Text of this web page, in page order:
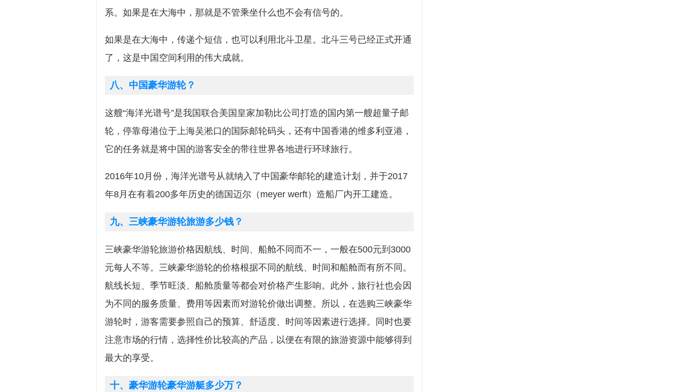
系。如果是在大海中，那就是不管乘坐什么也不会有信号的。
如果是在大海中，传递个短信，也可以利用北斗卫星。北斗三号已经正式开通
了，这是中国空间利用的伟大成就。
八、中国豪华游轮？
这艘“海洋光谱号”是我国联合美国皇家加勒比公司打造的国内第一艘超量子邮
轮，停靠母港位于上海吴淞口的国际邮轮码头，还有中国香港的维多利亚港，
它的任务就是将中国的游客安全的带往世界各地进行环球旅行。
2016年10月份，海洋光谱号从就纳入了中国豪华邮轮的建造计划，并于2017
年8月在有着200多年历史的德国迈尔（meyer werft）造船厂内开工建造。
九、三峡豪华游轮旅游多少钱？
三峡豪华游轮旅游价格因航线、时间、船舱不同而不一，一般在500元到3000
元每人不等。三峡豪华游轮的价格根据不同的航线、时间和船舱而有所不同。
航线长短、季节旺淡、船舱质量等都会对价格产生影响。此外，旅行社也会因
为不同的服务质量、费用等因素而对游轮价做出调整。所以，在选购三峡豪华
游轮时，游客需要参照自己的预算、舒适度、时间等因素进行选择。同时也要
注意市场的行情，选择性价比较高的产品，以便在有限的旅游资源中能够得到
最大的享受。
十、豪华游轮豪华游艇多少万？